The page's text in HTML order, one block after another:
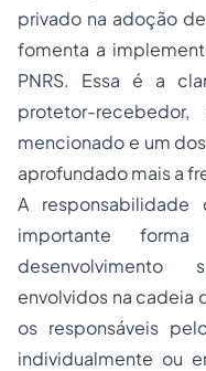
privado na adoção
fomenta a
PNRS. Essa é a
protetor-
mencionado e um
aprofundado mais a
A
importante
desenvolvimento
envolvidos na cadeia
os responsáveis
individualmente ou